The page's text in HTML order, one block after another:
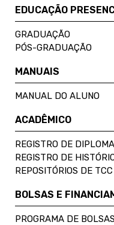
EDUCAÇÃO
GRADUAÇÃO
PÓS-GRADUAÇÃO
MANUAIS
MANUAL DO ALUNO
ACADÊMICO
REGISTRO DE
REGISTRO DE
REPOSITÓRIOS DE TCC
BOLSAS E
PROGRAMA DE BOLSAS